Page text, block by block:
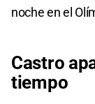
noche en el
Castro
tiempo